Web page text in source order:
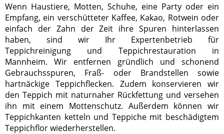
Wenn Haustiere, Motten, Schuhe, eine Party oder ein
Empfang, ein verschütteter Kaffee, Kakao, Rotwein oder
einfach der Zahn der Zeit ihre Spuren hinterlassen
haben, sind wir Ihr Expertenbetrieb für
Teppichreinigung und Teppichrestauration in
Mannheim. Wir entfernen gründlich und schonend
Gebrauchsspuren, Fraß- oder Brandstellen sowie
hartnäckige Teppichflecken. Zudem konservieren wir
den Teppich mit naturnaher Rückfettung und versehen
ihn mit einem Mottenschutz. Außerdem können wir
Teppichkanten ketteln und Teppiche mit beschädigtem
Teppichflor wiederherstellen.